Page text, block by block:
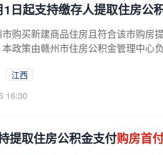
日起支持缴存人提取住房公
购买新建商品住房且符合该市购房
本政策由赣州市住房公积金管理中心
江西
16:30
提取住房公积金支付购房首